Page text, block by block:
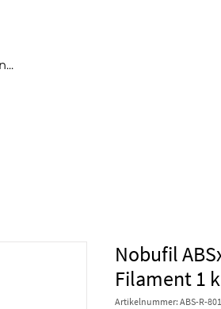
Nobufil
Filament 1
Artikelnummer: ABS-R-